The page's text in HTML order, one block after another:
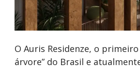
O Auris Residenze, o
árvore” do Brasil e